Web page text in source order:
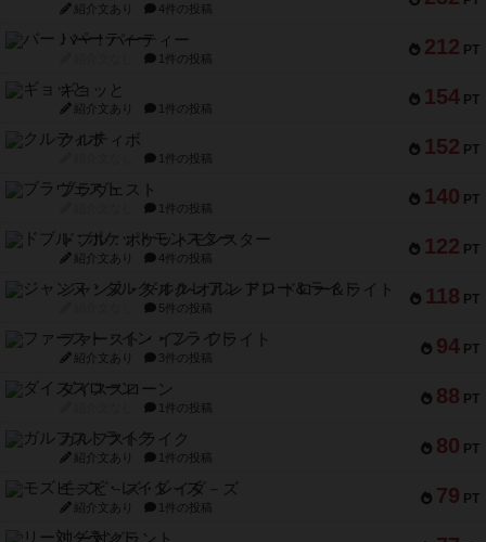
紹介文あり 4件の投稿
212 PT
バー！パーティー
1件の投稿
154 PT
ギョッと
紹介文あり 1件の投稿
152 PT
クルティボ
1件の投稿
140 PT
ブラヴェスト
1件の投稿
122 PT
ドブル：ポケットモンスター
紹介文あり 4件の投稿
118 PT
ジャンヌ・ダルク-オルレアン ドロー＆ライト
5件の投稿
94 PT
ファースト・イン・フライト
紹介文あり 3件の投稿
88 PT
ダイススローン
1件の投稿
80 PT
ガルフストライク
紹介文あり 1件の投稿
79 PT
モズビ－ズ・レイダ－ズ
紹介文あり 1件の投稿
リー対グラント